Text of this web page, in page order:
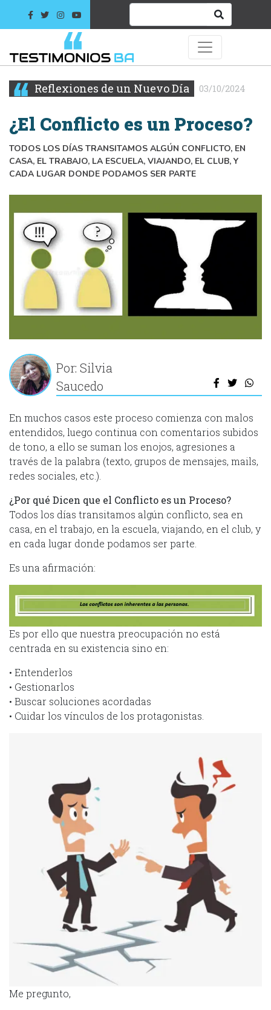
Reflexiones de un Nuevo Día 03/10/2024
¿El Conflicto es un Proceso?
TODOS LOS DÍAS TRANSITAMOS ALGÚN CONFLICTO, EN
CASA, EL TRABAJO, LA ESCUELA, VIAJANDO, EL CLUB, Y
CADA LUGAR DONDE PODAMOS SER PARTE
Por: Silvia
Saucedo
En muchos casos este proceso comienza con malos
entendidos, luego continua con comentarios subidos
de tono, a ello se suman los enojos, agresiones a
través de la palabra (texto, grupos de mensajes, mails,
redes sociales, etc.).
¿Por qué Dicen que el Conflicto es un Proceso?
Todos los días transitamos algún conflicto, sea en
casa, en el trabajo, en la escuela, viajando, en el club, y
en cada lugar donde podamos ser parte.
Es una afirmación:
Es por ello que nuestra preocupación no está
centrada en su existencia sino en:
• Entenderlos
• Gestionarlos
• Buscar soluciones acordadas
• Cuidar los vínculos de los protagonistas.
Me pregunto,